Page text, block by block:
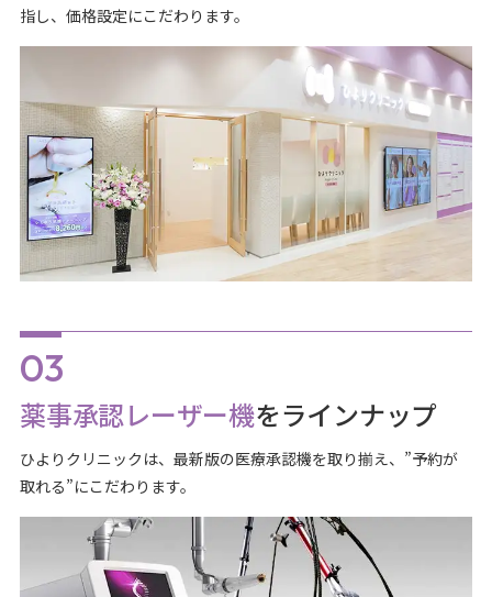
指し、価格設定にこだわります。
薬事承認レーザー機をラインナップ
ひよりクリニックは、最新版の医療承認機を取り揃え、”予約が
取れる”にこだわります。